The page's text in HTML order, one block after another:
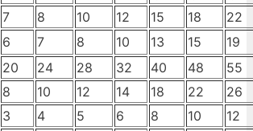
7 8 10 12 15 18
22
6 7 8 10 13 15
19
20 24 28 32 40 48
55
8 10 12 14 18 22
26
3 4 5 6 8 10
12